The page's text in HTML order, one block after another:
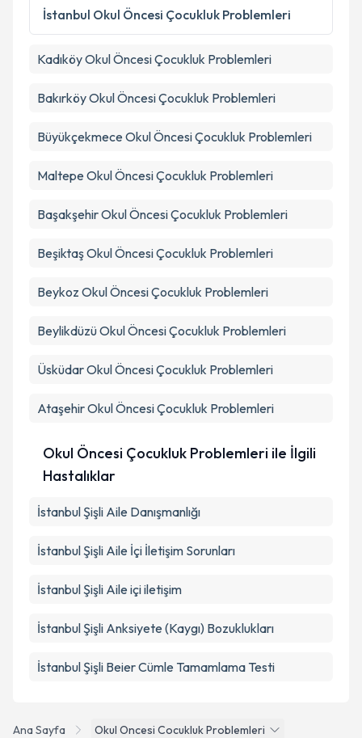
Metni 'ni okudum ve kişisel verilerimin belirtilen
kapsamda işlenmesini kabul ediyorum.
Ana Sayfa
Okul Oncesi Cocukluk Problemleri
İstanbul Okul Öncesi Çocukluk Problemleri
KadıköyOkul Öncesi Çocukluk Problemleri
BakırköyOkul Öncesi Çocukluk Problemleri
Büyükçekmece Okul Öncesi Çocukluk Problemleri
Maltepe Okul Öncesi Çocukluk Problemleri
BaşakşehirOkul Öncesi Çocukluk Problemleri
BeşiktaşOkul Öncesi Çocukluk Problemleri
Beykoz Okul Öncesi Çocukluk Problemleri
BeylikdüzüOkul Öncesi Çocukluk Problemleri
ÜsküdarOkul Öncesi Çocukluk Problemleri
AtaşehirOkul Öncesi Çocukluk Problemleri
Okul Öncesi Çocukluk Problemleri ile İlgili
Hastalıklar
İstanbul Şişli Aile Danışmanlığı
İstanbul Şişli Aile İçi İletişim Sorunları
İstanbul Şişli Aile içi iletişim
İstanbul Şişli Anksiyete (Kaygı) Bozuklukları
İstanbul Şişli Beier Cümle Tamamlama Testi